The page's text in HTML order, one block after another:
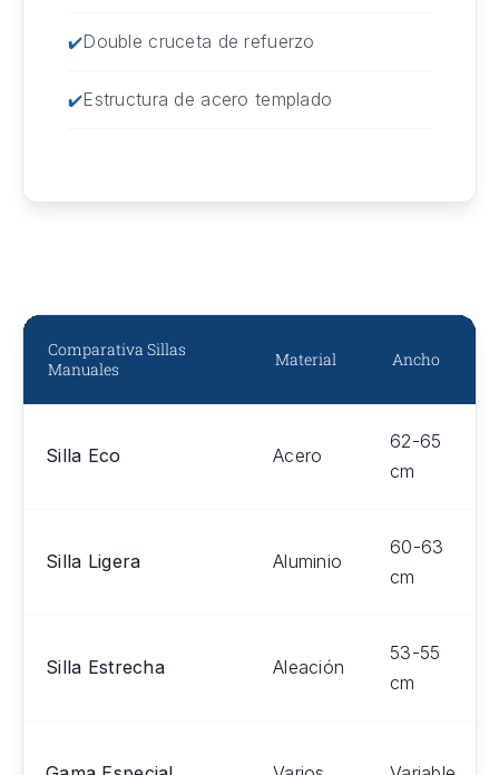
Double cruceta de refuerzo
Estructura de acero templado
Comparativa Sillas
Manuales
Material Ancho
Silla Eco Acero
62-65
cm
Silla Ligera Aluminio
60-63
cm
Silla Estrecha Aleación
53-55
cm